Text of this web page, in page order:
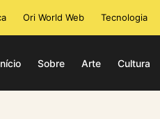
Ori World Web Tecnologia
Sobre Arte Cultura